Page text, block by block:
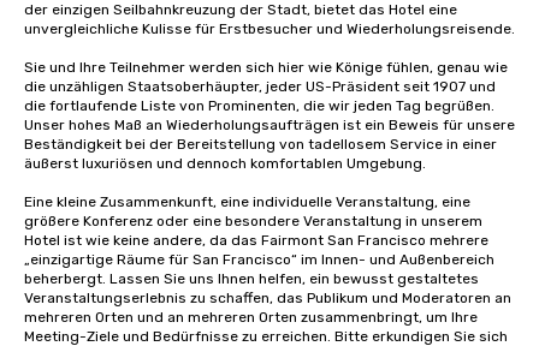
der einzigen Seilbahnkreuzung der Stadt, bietet das Hotel eine
unvergleichliche Kulisse für Erstbesucher und Wiederholungsreisende.
Sie und Ihre Teilnehmer werden sich hier wie Könige fühlen, genau wie
die unzähligen Staatsoberhäupter, jeder US-Präsident seit 1907 und
die fortlaufende Liste von Prominenten, die wir jeden Tag begrüßen.
Unser hohes Maß an Wiederholungsaufträgen ist ein Beweis für unsere
Beständigkeit bei der Bereitstellung von tadellosem Service in einer
äußerst luxuriösen und dennoch komfortablen Umgebung.
Eine kleine Zusammenkunft, eine individuelle Veranstaltung, eine
größere Konferenz oder eine besondere Veranstaltung in unserem
Hotel ist wie keine andere, da das Fairmont San Francisco mehrere
„einzigartige Räume für San Francisco“ im Innen- und Außenbereich
beherbergt. Lassen Sie uns Ihnen helfen, ein bewusst gestaltetes
Veranstaltungserlebnis zu schaffen, das Publikum und Moderatoren an
mehreren Orten und an mehreren Orten zusammenbringt, um Ihre
Meeting-Ziele und Bedürfnisse zu erreichen. Bitte erkundigen Sie sich